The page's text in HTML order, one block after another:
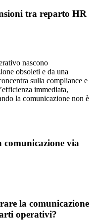
tra reparto HR
nascono
obsoleti e da una
sulla compliance e
immediata,
la comunicazione non è
via
la comunicazione
operativi?